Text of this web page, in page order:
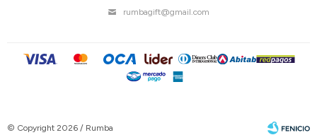
rumbagift@gmail.com
© Copyright 2026 / Rumba